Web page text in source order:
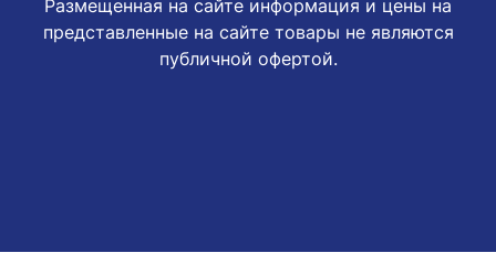
Размещенная на сайте информация и цены на
представленные на сайте товары не являются
публичной офертой.